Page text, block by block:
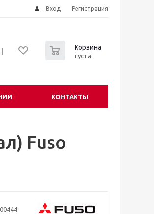
Вход Регистрация
Корзина
пуста
КОНТАКТЫ
Fuso